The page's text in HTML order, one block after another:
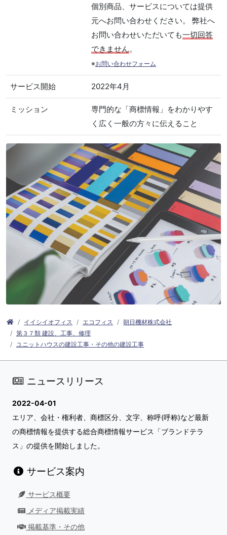
個別商品、サービスについては提供
元へお問い合わせください。 弊社へ
お問い合わせいただいても一切回答
できません。
※お問い合わせフォーム
サービス開始 2022年4月
ミッション
専門的な「商標情報」をわかりやす
く広く一般の方々に伝えること
イイシイオフィス エコフィス
朝日機材株式会社
第３７類 建設、工事、修理
ユニットハウスの建設工事・その他の建設工事
ニュースリリース
2022-04-01
エリア、会社・権利者、商標区分、文字、称呼(呼称)など最新
の商標情報を提供する総合商標情報サービス「ブランドテラ
ス」の提供を開始しました。
サービス案内
サービス概要
メディア掲載実績
掲載基準・その他